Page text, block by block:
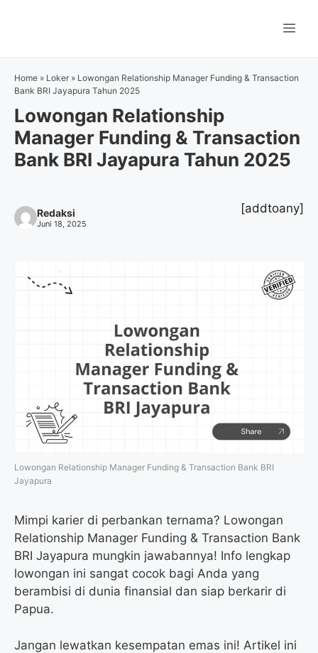
Home » Loker » Lowongan Relationship Manager Funding & Transaction
Bank BRI Jayapura Tahun 2025
Lowongan Relationship
Manager Funding & Transaction
Bank BRI Jayapura Tahun 2025
Redaksi
Juni 18, 2025
[addtoany]
Lowongan Relationship Manager Funding & Transaction Bank BRI
Jayapura
Mimpi karier di perbankan ternama? Lowongan
Relationship Manager Funding & Transaction Bank
BRI Jayapura mungkin jawabannya! Info lengkap
lowongan ini sangat cocok bagi Anda yang
berambisi di dunia finansial dan siap berkarir di
Papua.
Jangan lewatkan kesempatan emas ini! Artikel ini